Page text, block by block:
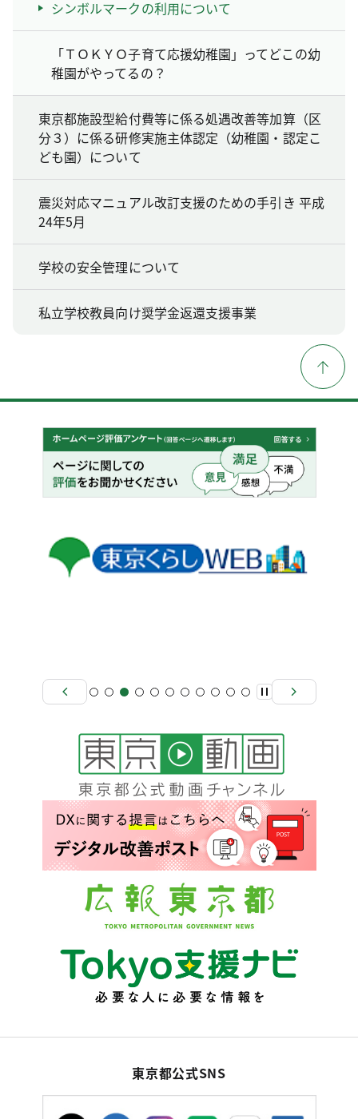
シンボルマークの利用について
「ＴＯＫＹＯ子育て応援幼稚園」ってどこの幼
稚園がやってるの？
東京都施設型給付費等に係る処遇改善等加算（区
分３）に係る研修実施主体認定（幼稚園・認定こ
ども園）について
震災対応マニュアル改訂支援のための手引き 平成
24年5月
学校の安全管理について
私立学校教員向け奨学金返還支援事業
東京都公式SNS